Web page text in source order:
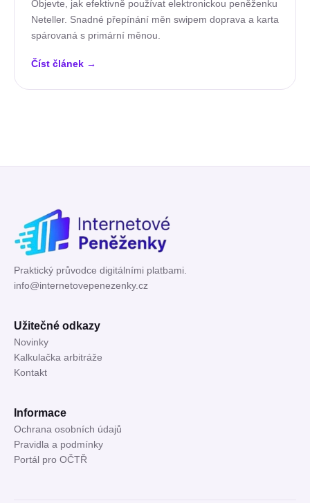
Objevte, jak efektivně používat elektronickou peněženku
Neteller. Snadné přepínání měn swipem doprava a karta
spárovaná s primární měnou.
Číst článek →
Praktický průvodce digitálními platbami.
info@internetovepenezenky.cz
Užitečné odkazy
Novinky
Kalkulačka arbitráže
Kontakt
Informace
Ochrana osobních údajů
Pravidla a podmínky
Portál pro OČTŘ